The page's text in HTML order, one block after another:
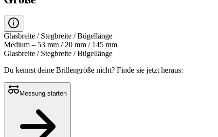
Glasbreite / Stegbreite / Bügellänge
Medium – 53 mm / 20 mm / 145 mm
Glasbreite / Stegbreite / Bügellänge
Du kennst deine Brillengröße nicht? Finde sie jetzt heraus:
Messung starten